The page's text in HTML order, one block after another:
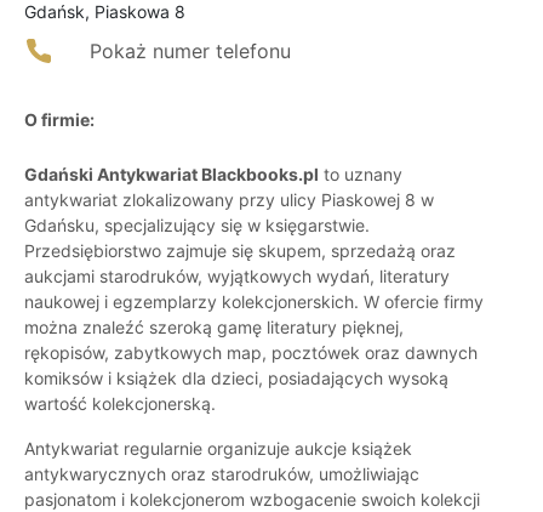
Gdańsk, Piaskowa 8
Pokaż numer telefonu
O firmie:
Gdański Antykwariat Blackbooks.pl to uznany
antykwariat zlokalizowany przy ulicy Piaskowej 8 w
Gdańsku, specjalizujący się w księgarstwie.
Przedsiębiorstwo zajmuje się skupem, sprzedażą oraz
aukcjami starodruków, wyjątkowych wydań, literatury
naukowej i egzemplarzy kolekcjonerskich. W ofercie firmy
można znaleźć szeroką gamę literatury pięknej,
rękopisów, zabytkowych map, pocztówek oraz dawnych
komiksów i książek dla dzieci, posiadających wysoką
wartość kolekcjonerską.
Antykwariat regularnie organizuje aukcje książek
antykwarycznych oraz starodruków, umożliwiając
pasjonatom i kolekcjonerom wzbogacenie swoich kolekcji